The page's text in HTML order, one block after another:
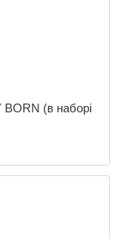
BORN (в наборі